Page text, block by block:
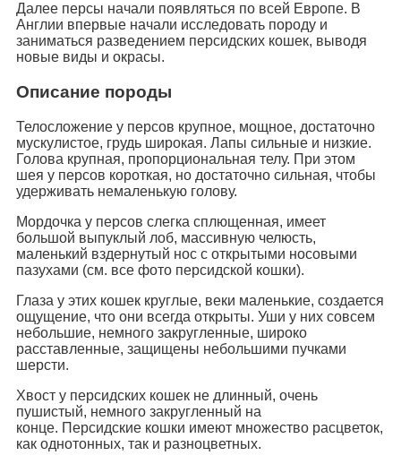
Далее персы начали появляться по всей Европе. В
Англии впервые начали исследовать породу и
заниматься разведением персидских кошек, выводя
новые виды и окрасы.
Описание породы
Телосложение у персов крупное, мощное, достаточно
мускулистое, грудь широкая. Лапы сильные и низкие.
Голова крупная, пропорциональная телу. При этом
шея у персов короткая, но достаточно сильная, чтобы
удерживать немаленькую голову.
Мордочка у персов слегка сплющенная, имеет
большой выпуклый лоб, массивную челюсть,
маленький вздернутый нос с открытыми носовыми
пазухами (см. все фото персидской кошки).
Глаза у этих кошек круглые, веки маленькие, создается
ощущение, что они всегда открыты. Уши у них совсем
небольшие, немного закругленные, широко
расставленные, защищены небольшими пучками
шерсти.
Хвост у персидских кошек не длинный, очень
пушистый, немного закругленный на
конце. Персидские кошки имеют множество расцветок,
как однотонных, так и разноцветных.